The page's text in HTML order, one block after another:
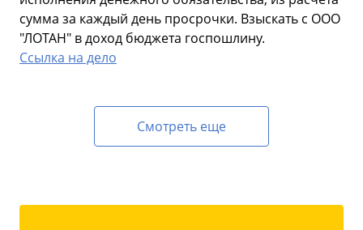
сумма за каждый день просрочки. Взыскать с ООО
"ЛОТАН" в доход бюджета госпошлину.
Ссылка на дело
Смотреть еще